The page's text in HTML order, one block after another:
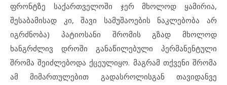
ფრონტზე საქართველოში ჯერ მხოლოდ ყამირია,
შესაბამისად კი, შავი სამუშაოების ნაკლებობა არ
იგრძნობა) პატიოსანი შრომის გზად მხოლოდ
ხანგრძლივ დროში განაწილებული პერმანენტული
შრომა შეიძლებოდა ქცეულიყო. მაგრამ თქვენი შრომა
ამ მიმართულებით გადასროლისგან თავიდანვე